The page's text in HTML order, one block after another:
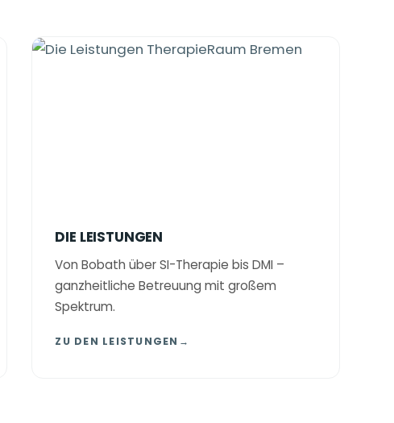
DIE LEISTUNGEN
Von Bobath über SI-Therapie bis DMI –
ganzheitliche Betreuung mit großem
Spektrum.
ZU DEN LEISTUNGEN